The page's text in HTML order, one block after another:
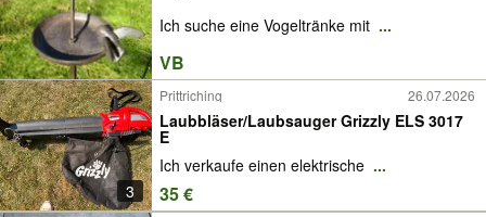
Ich suche eine Vogeltränke mit ...
VB
3
Prittriching 26.07.2026
Laubbläser/Laubsauger Grizzly ELS 3017
E
Ich verkaufe einen elektrische ...
35 €